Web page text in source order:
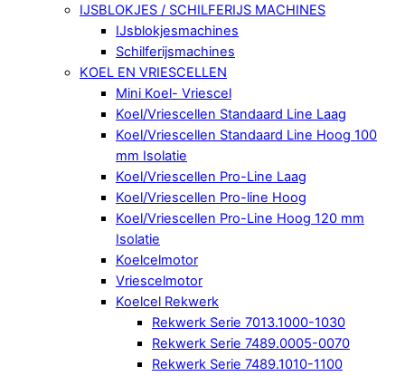
IJSBLOKJES / SCHILFERIJS MACHINES
IJsblokjesmachines
Schilferijsmachines
KOEL EN VRIESCELLEN
Mini Koel- Vriescel
Koel/Vriescellen Standaard Line Laag
Koel/Vriescellen Standaard Line Hoog 100
mm Isolatie
Koel/Vriescellen Pro-Line Laag
Koel/Vriescellen Pro-line Hoog
Koel/Vriescellen Pro-Line Hoog 120 mm
Isolatie
Koelcelmotor
Vriescelmotor
Koelcel Rekwerk
Rekwerk Serie 7013.1000-1030
Rekwerk Serie 7489.0005-0070
Rekwerk Serie 7489.1010-1100